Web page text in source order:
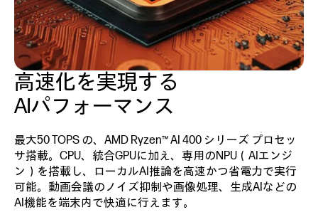
高速化を実現する
AIパフォーマンス
最大50 TOPS の、AMD Ryzen™ AI 400 シリーズ プロセッ
サ搭載。CPU、統合GPUに加え、専用のNPU（AIエンジ
ン）を搭載し、ローカルAI推論を高速かつ省電力で実行
可能。動画会議のノイズ抑制や画像処理、生成AIなどの
AI機能を端末内で快適に行えます。